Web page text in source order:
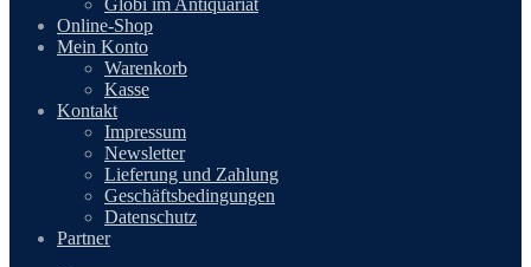
Globi im Antiquariat
Online-Shop
Mein Konto
Warenkorb
Kasse
Kontakt
Impressum
Newsletter
Lieferung und Zahlung
Geschäftsbedingungen
Datenschutz
Partner